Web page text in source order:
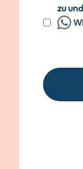
zu